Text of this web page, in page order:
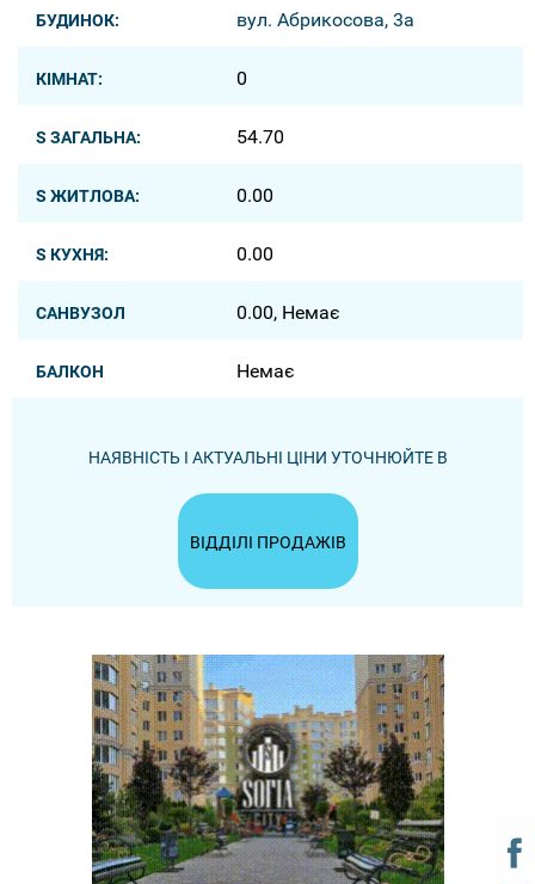
БУДИНОК: вул. Абрикосова, 3a
КІМНАТ: 0
S ЗАГАЛЬНА: 54.70
S ЖИТЛОВА: 0.00
S КУХНЯ: 0.00
САНВУЗОЛ 0.00, Немає
БАЛКОН Немає
НАЯВНІСТЬ І АКТУАЛЬНІ ЦІНИ УТОЧНЮЙТЕ В
ВІДДІЛІ ПРОДАЖІВ